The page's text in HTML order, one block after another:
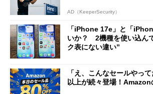
AD（KeeperSecurity）
「iPhone 17e」と「
いか？ 2機種を使い込ん
ク表にない違い”
「え、こんなセールやっ
以上が続々登場！